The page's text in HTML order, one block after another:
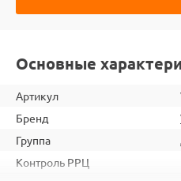
Основные
Артикул
Бренд
Группа
Контроль РРЦ